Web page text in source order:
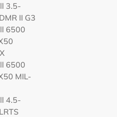
3.5-
II G3
6500
6500
MIL-
4.5-